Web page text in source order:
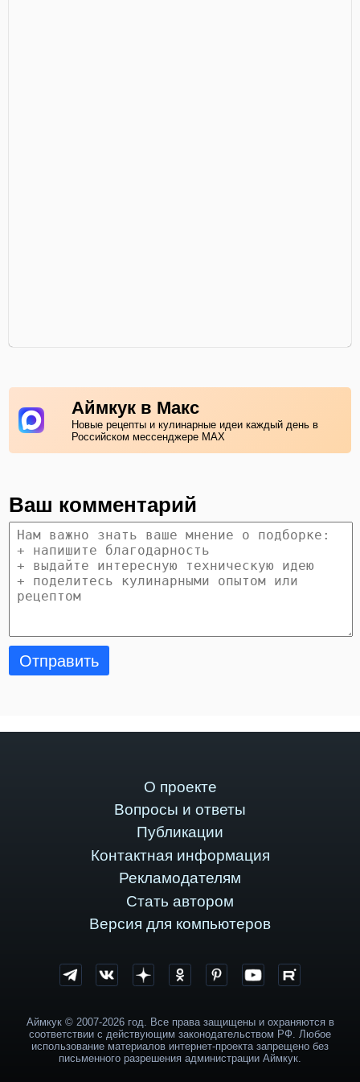
Аймкук в Макс
Новые рецепты и кулинарные идеи каждый день в
Российском мессенджере MAX
Ваш комментарий
Отправить
О проекте
Вопросы и ответы
Публикации
Контактная информация
Рекламодателям
Стать автором
Версия для компьютеров
Аймкук © 2007-2026 год. Все права защищены и охраняются в
соответствии с действующим законодательством РФ. Любое
использование материалов интернет-проекта запрещено без
письменного разрешения администрации Аймкук.